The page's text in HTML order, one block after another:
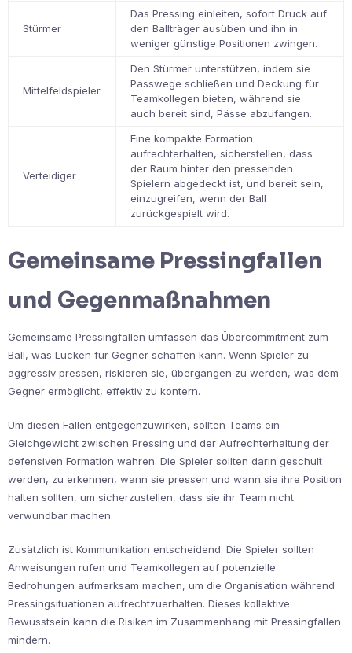
Stürmer
Das Pressing einleiten, sofort Druck auf
den Ballträger ausüben und ihn in
weniger günstige Positionen zwingen.
Mittelfeldspieler
Den Stürmer unterstützen, indem sie
Passwege schließen und Deckung für
Teamkollegen bieten, während sie
auch bereit sind, Pässe abzufangen.
Verteidiger
Eine kompakte Formation
aufrechterhalten, sicherstellen, dass
der Raum hinter den pressenden
Spielern abgedeckt ist, und bereit sein,
einzugreifen, wenn der Ball
zurückgespielt wird.
Gemeinsame Pressingfallen
und Gegenmaßnahmen
Gemeinsame Pressingfallen umfassen das Übercommitment zum
Ball, was Lücken für Gegner schaffen kann. Wenn Spieler zu
aggressiv pressen, riskieren sie, übergangen zu werden, was dem
Gegner ermöglicht, effektiv zu kontern.
Um diesen Fallen entgegenzuwirken, sollten Teams ein
Gleichgewicht zwischen Pressing und der Aufrechterhaltung der
defensiven Formation wahren. Die Spieler sollten darin geschult
werden, zu erkennen, wann sie pressen und wann sie ihre Position
halten sollten, um sicherzustellen, dass sie ihr Team nicht
verwundbar machen.
Zusätzlich ist Kommunikation entscheidend. Die Spieler sollten
Anweisungen rufen und Teamkollegen auf potenzielle
Bedrohungen aufmerksam machen, um die Organisation während
Pressingsituationen aufrechtzuerhalten. Dieses kollektive
Bewusstsein kann die Risiken im Zusammenhang mit Pressingfallen
mindern.